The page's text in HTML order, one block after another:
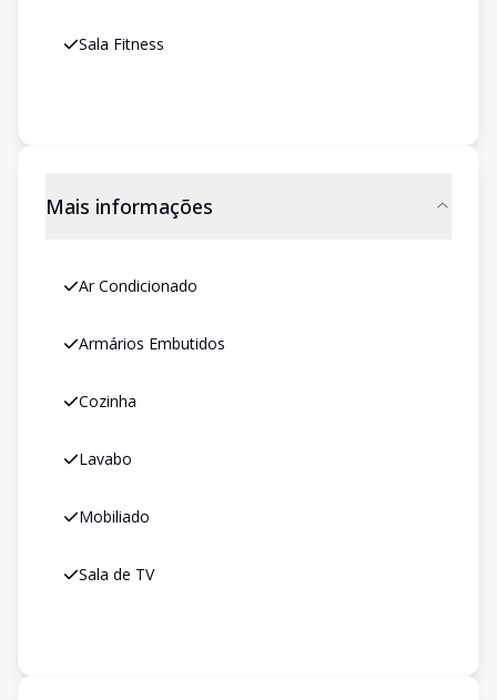
Sala Fitness
Mais informações
Ar Condicionado
Armários Embutidos
Cozinha
Lavabo
Mobiliado
Sala de TV